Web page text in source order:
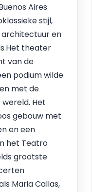
Aires
stijl,
en
theater
van de
podium wilde
met de
Het
gebouw met
en een
het Teatro
grootste
Maria Callas,